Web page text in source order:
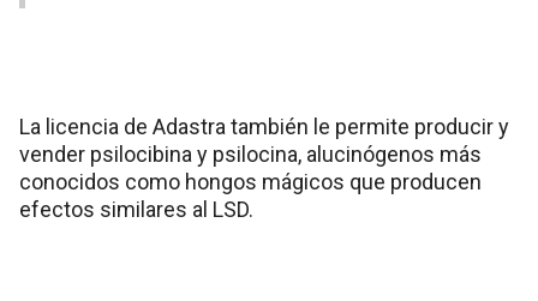
La licencia de Adastra también le permite producir y
vender psilocibina y psilocina, alucinógenos más
conocidos como hongos mágicos que producen
efectos similares al LSD.